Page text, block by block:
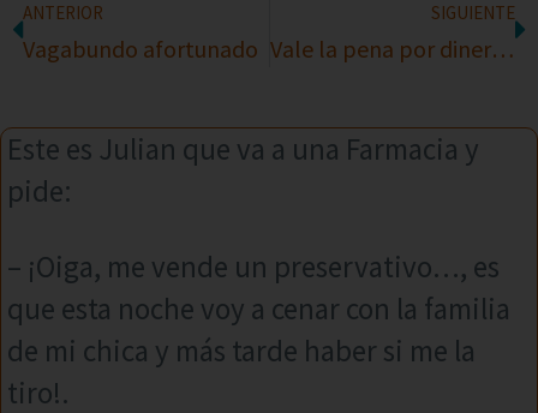
ANTERIOR
Vagabundo afortunado
SIGUIENTE
Vale la pena por dinero??
Este es Julian que va a una Farmacia y
pide:
– ¡Oiga, me vende un preservativo…, es
que esta noche voy a cenar con la familia
de mi chica y más tarde haber si me la
tiro!.